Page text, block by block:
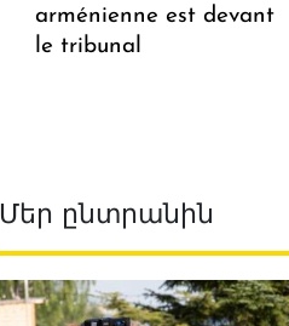
arménienne est devant
le tribunal
Մեր ընտրանին